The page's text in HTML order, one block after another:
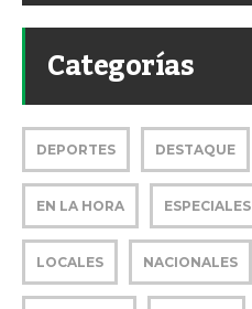
Categorías
DEPORTES DESTAQUE
EN LA HORA ESPECIALES
LOCALES NACIONALES